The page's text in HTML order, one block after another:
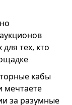
тех, кто
кабы
мечтаете
за разумные